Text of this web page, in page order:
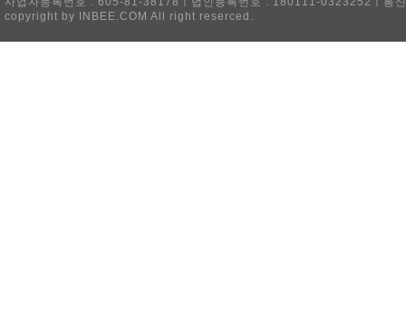
copyright by INBEE.COM All right reserced.